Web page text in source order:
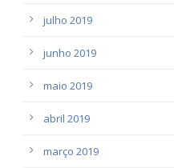
julho 2019
junho 2019
maio 2019
abril 2019
março 2019